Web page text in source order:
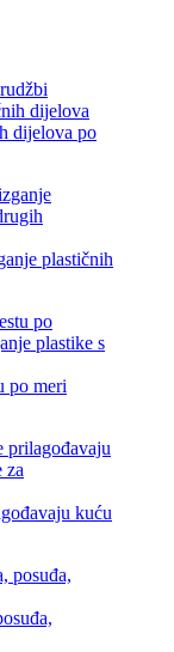
dijelova po
plastičnih
po meri
kuću